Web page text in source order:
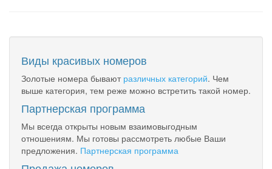
Виды красивых номеров
Золотые номера бывают различных категорий. Чем
выше категория, тем реже можно встретить такой номер.
Партнерская программа
Мы всегда открыты новым взаимовыгодным
отношениям. Мы готовы рассмотреть любые Ваши
предложения. Партнерская программа